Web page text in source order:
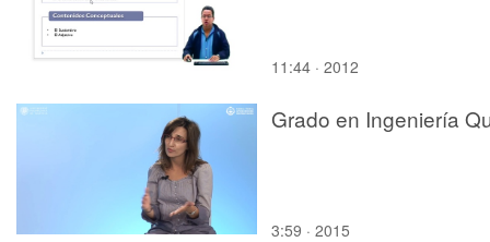
11:44 · 2012
Grado en Ingeniería
3:59 · 2015